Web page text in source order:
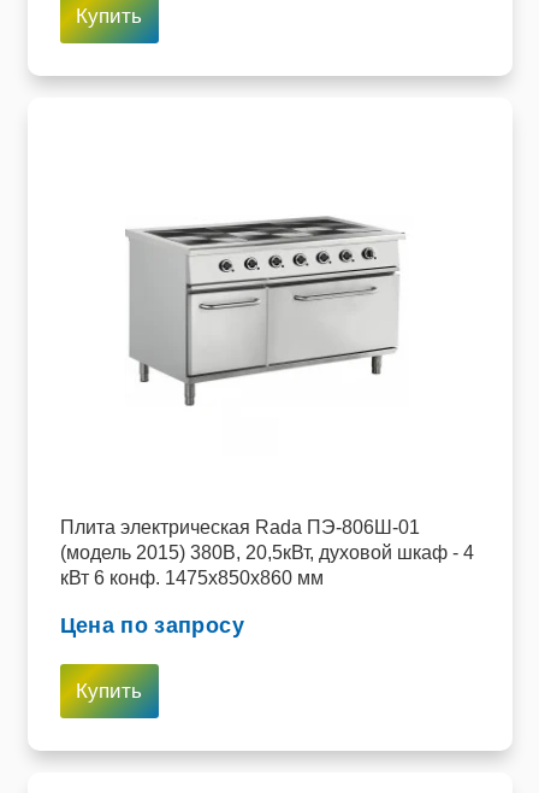
Купить
Плита электрическая Rada ПЭ-806Ш-01
(модель 2015) 380В, 20,5кВт, духовой шкаф - 4
кВт 6 конф. 1475x850x860 мм
Цена по запросу
Купить